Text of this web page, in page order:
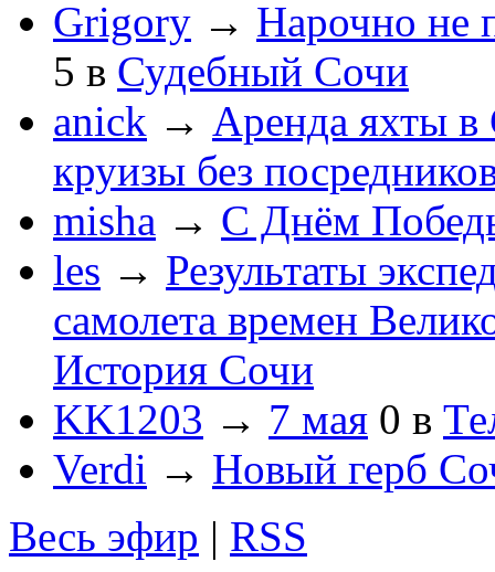
Grigory → Нарочно не
5 в Судебный Сочи
anick → Аренда яхты в
круизы без
misha → С Днём
les → Результаты
самолета времен
История Сочи
KK1203 → 7 мая 0 в
Verdi → Новый герб
Весь эфир | RSS